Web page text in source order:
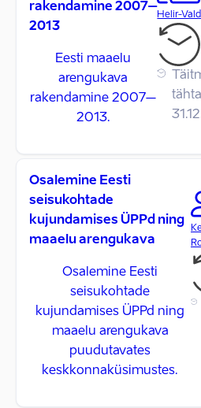
rakendamine 2007–
2013
Eesti maaelu
arengukava
rakendamine 2007–
2013.
Helir-
Osalemine Eesti
seisukohtade
kujundamises ÜPPd ning
maaelu arengukava
Osalemine Eesti
seisukohtade
kujundamises ÜPPd ning
maaelu arengukava
puudutavates
keskkonnaküsimustes.